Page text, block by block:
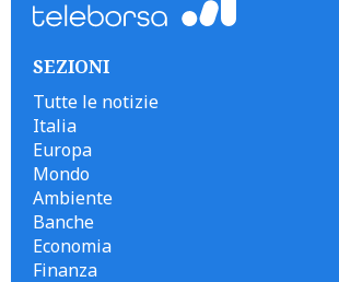
SEZIONI
Tutte le notizie
Italia
Europa
Mondo
Ambiente
Banche
Economia
Finanza